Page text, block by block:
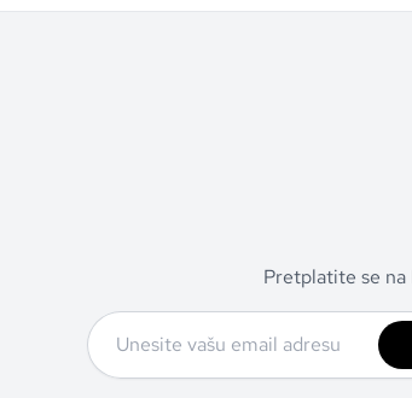
Pretplatite se